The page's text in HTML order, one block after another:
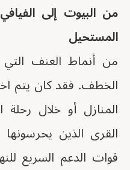
من البيوت إلى
المستحيل
من أنماط العنف
الخطف. فقد كان يتم
المنازل أو خلال رحلة
القرى الذين
قوات الدعم السريع